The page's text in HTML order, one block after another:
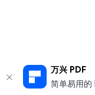
万兴 PDF
简单易用的